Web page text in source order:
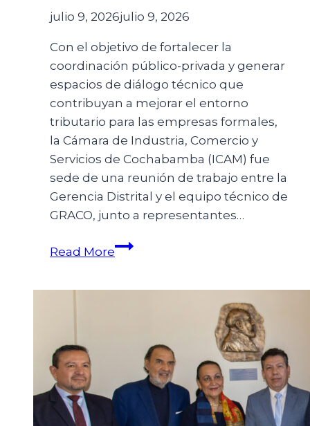
julio 9, 2026julio 9, 2026
Con el objetivo de fortalecer la
coordinación público-privada y generar
espacios de diálogo técnico que
contribuyan a mejorar el entorno
tributario para las empresas formales,
la Cámara de Industria, Comercio y
Servicios de Cochabamba (ICAM) fue
sede de una reunión de trabajo entre la
Gerencia Distrital y el equipo técnico de
GRACO, junto a representantes…
Read More